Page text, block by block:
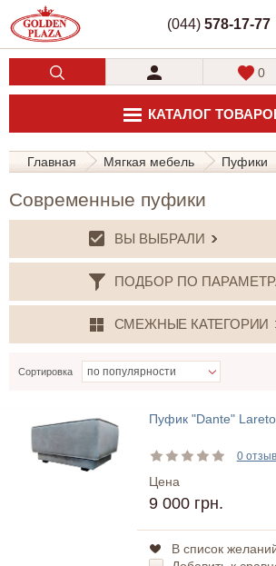
(044) 578-17-77
КАТАЛОГ
0
Главная Мягкая мебель Пуфики
Современные пуфики
ВЫ ВЫБРАЛИ
ПОДБОР ПО
СМЕЖНЫЕ КАТЕГОРИИ
Сортировка
Пуфик "Dante" Lareto
0
Цена
9 000 грн.
В список